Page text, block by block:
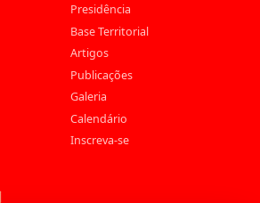
Presidência
Base Territorial
Artigos
Publicações
Galeria
Calendário
Inscreva-se